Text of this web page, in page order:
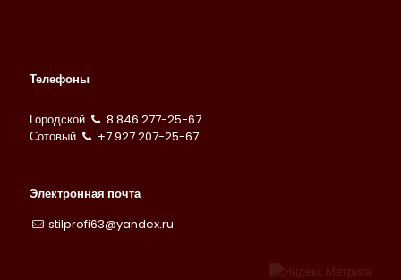
Телефоны
Городской
8 846 277-25-67
Сотовый
+7 927 207-25-67
Электронная почта
stilprofi63@yandex.ru